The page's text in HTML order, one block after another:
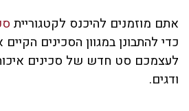
אתם מוזמנים להיכנס לקטגוריית
כדי להתבונן במגוון הסכינים
לעצמכם סט חדש של סכינים
ודגים.